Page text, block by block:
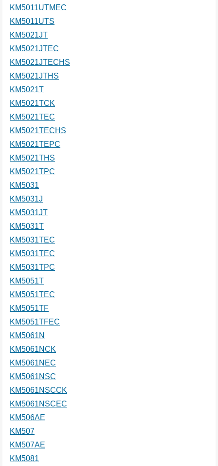
KM5011UTMEC
KM5011UTS
KM5021JT
KM5021JTEC
KM5021JTECHS
KM5021JTHS
KM5021T
KM5021TCK
KM5021TEC
KM5021TECHS
KM5021TEPC
KM5021THS
KM5021TPC
KM5031
KM5031J
KM5031JT
KM5031T
KM5031TEC
KM5031TEC
KM5031TPC
KM5051T
KM5051TEC
KM5051TF
KM5051TFEC
KM5061N
KM5061NCK
KM5061NEC
KM5061NSC
KM5061NSCCK
KM5061NSCEC
KM506AE
KM507
KM507AE
KM5081